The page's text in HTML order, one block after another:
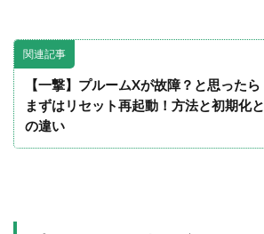
関連記事
【一撃】プルームXが故障？と思ったら
まずはリセット再起動！方法と初期化と
の違い